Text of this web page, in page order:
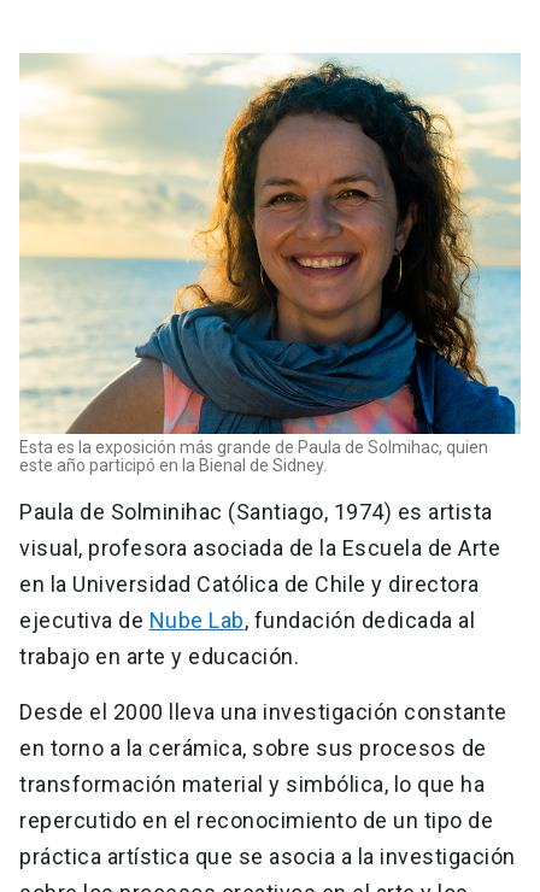
Esta es la exposición más grande de Paula de Solmihac, quien
este año participó en la Bienal de Sidney.
Paula de Solminihac (Santiago, 1974) es artista
visual, profesora asociada de la Escuela de Arte
en la Universidad Católica de Chile y directora
ejecutiva de Nube Lab, fundación dedicada al
trabajo en arte y educación.
Desde el 2000 lleva una investigación constante
en torno a la cerámica, sobre sus procesos de
transformación material y simbólica, lo que ha
repercutido en el reconocimiento de un tipo de
práctica artística que se asocia a la investigación